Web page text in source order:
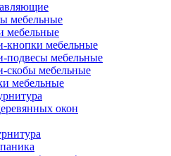
мебельные
мебельные
кнопки мебельные
подвесы мебельные
скобы мебельные
мебельные
окон